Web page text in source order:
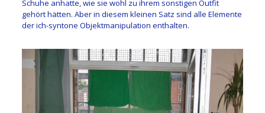
Schuhe anhatte, wie sie wohl zu ihrem sonstigen Outfit
gehört hätten. Aber in diesem kleinen Satz sind alle Elemente
der ich-syntone Objektmanipulation enthalten.